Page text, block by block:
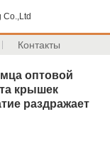
Co.,Ltd
Контакты
оптовой
крышек
раздражает